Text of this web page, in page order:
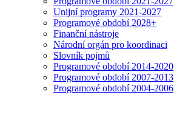
Unijní programy 2021-2027
Programové období 2028+
Finanční nástroje
Národní orgán pro koordinaci
Slovník pojmů
Programové období 2014-2020
Programové období 2007-2013
Programové období 2004-2006